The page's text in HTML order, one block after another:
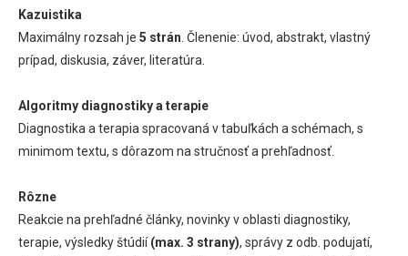
Kazuistika
Maximálny rozsah je 5 strán . Členenie: úvod, abstrakt, vlastný
prípad, diskusia, záver, literatúra.
Algoritmy diagnostiky a terapie
Diagnostika a terapia spracovaná v tabuľkách a schémach, s
minimom textu, s dôrazom na stručnosť a prehľadnosť.
Rôzne
Reakcie na prehľadné články, novinky v oblasti diagnostiky,
terapie, výsledky štúdií(max. 3 strany), správy z odb. podujatí,